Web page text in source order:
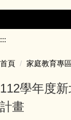
處室人員簡介
:::
首頁 家庭教育專區
112學年度
計畫